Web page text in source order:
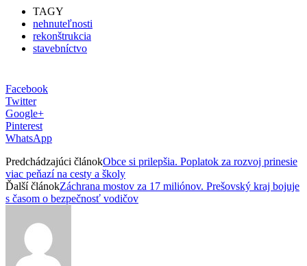
TAGY
nehnuteľnosti
rekonštrukcia
stavebníctvo
Facebook
Twitter
Google+
Pinterest
WhatsApp
Predchádzajúci článokObce si prilepšia. Poplatok za rozvoj prinesie
viac peňazí na cesty a školy
Ďalší článokZáchrana mostov za 17 miliónov. Prešovský kraj bojuje
s časom o bezpečnosť vodičov